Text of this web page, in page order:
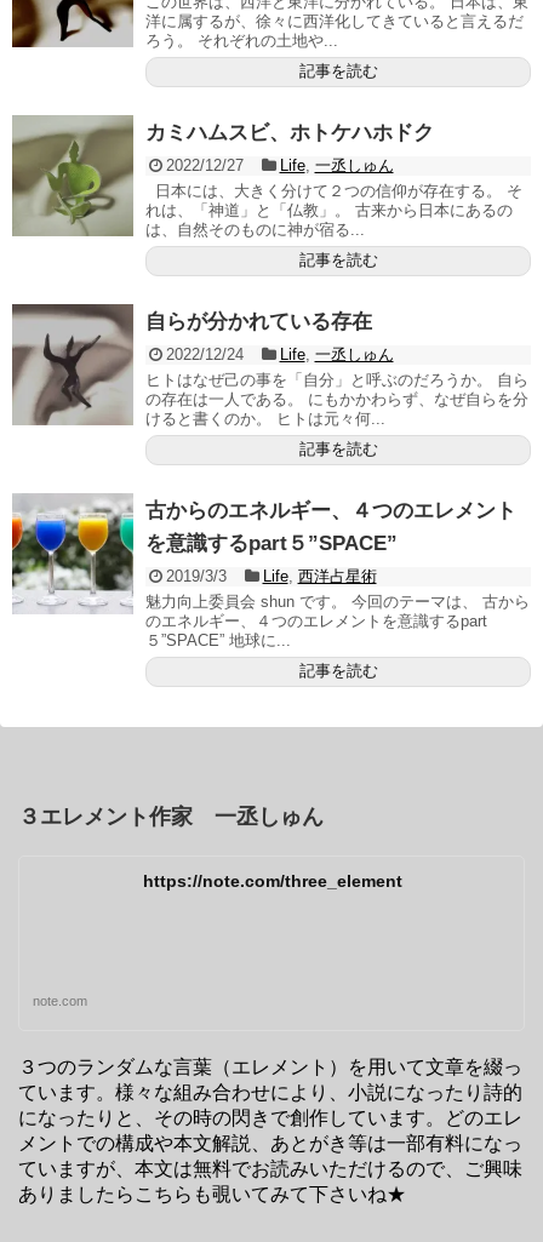
洋に属するが、徐々に西洋化してきていると言えるだ
ろう。 それぞれの土地や...
記事を読む
カミハムスビ、ホトケハホドク
2022/12/27 Life, 一丞しゅん
日本には、大きく分けて２つの信仰が存在する。 そ
れは、「神道」と「仏教」。 古来から日本にあるの
は、自然そのものに神が宿る...
記事を読む
自らが分かれている存在
2022/12/24 Life, 一丞しゅん
ヒトはなぜ己の事を「自分」と呼ぶのだろうか。 自ら
の存在は一人である。 にもかかわらず、なぜ自らを分
けると書くのか。 ヒトは元々何...
記事を読む
古からのエネルギー、４つのエレメント
を意識するpart５”SPACE”
2019/3/3 Life, 西洋占星術
魅力向上委員会 shun です。 今回のテーマは、 古から
のエネルギー、４つのエレメントを意識するpart
５”SPACE” 地球に...
記事を読む
３エレメント作家 一丞しゅん
https://note.com/three_element
note.com
３つのランダムな言葉（エレメント）を用いて文章を綴っ
ています。様々な組み合わせにより、小説になったり詩的
になったりと、その時の閃きで創作しています。どのエレ
メントでの構成や本文解説、あとがき等は一部有料になっ
ていますが、本文は無料でお読みいただけるので、ご興味
ありましたらこちらも覗いてみて下さいね★